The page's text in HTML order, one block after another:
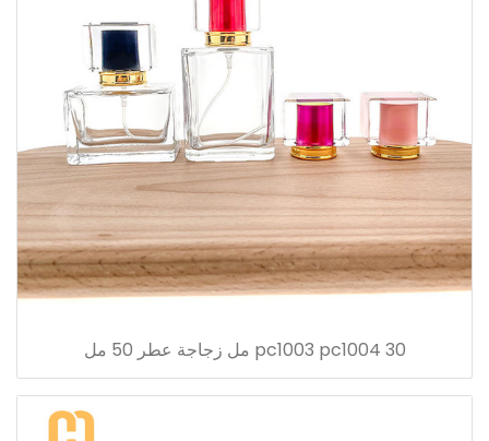
pc1003 pc1004 30 مل زجاجة عطر 50 مل